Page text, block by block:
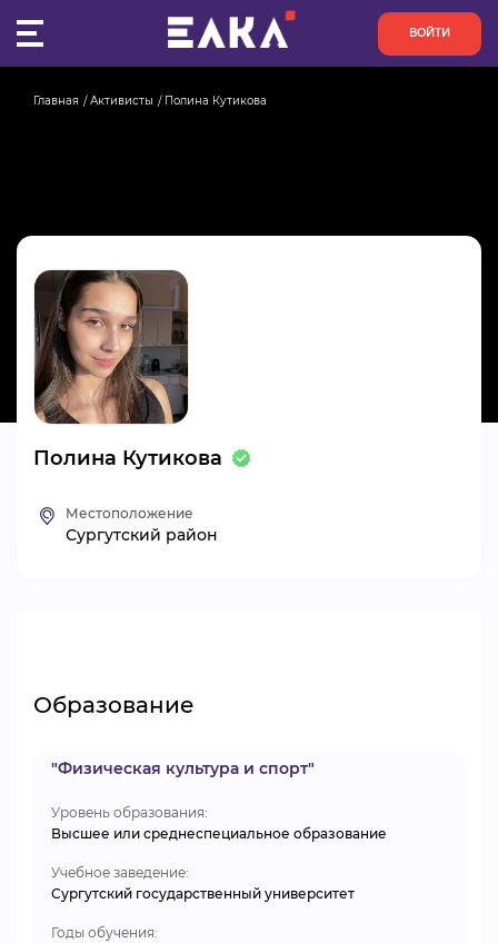
ВОЙТИ
ОРГАНИЗАЦИИ
АКТИВИСТЫ
ПРОЕКТЫ
АНАЛИТИКА
БАЗА ЗНАНИЙ
ВИДЕОКУРСЫ
Главная Активисты Полина Кутикова
Полина Кутикова
Местоположение
Сургутский район
Образование
"Физическая культура и спорт"
Уровень образования:
Высшее или среднеспециальное образование
Учебное заведение:
Сургутский государственный университет
Годы обучения: